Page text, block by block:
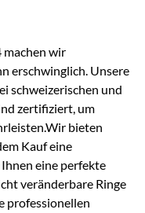
machen wir
erschwinglich. Unsere
schweizerischen und
zertifiziert, um
bieten
Kauf eine
eine perfekte
veränderbare Ringe
professionellen